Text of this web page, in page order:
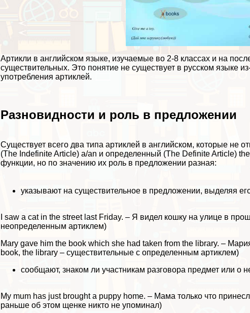
Артикли в английском языке, изучаемые во 2-8 классах и на
существительных. Это понятие не существует в русском языке
употрeбления артиклей.
Разновидности и роль в предложении
Существует всего два типа артиклей в английском, которые не
(The Indefinite Article) a/an и определенный (The Definite Article)
функции, но по значению их роль в предложении разная:
указывают на существительное в предложении, выделяя
I saw a cat in the street last Friday. – Я видел кошку на улице в
неопределенным артиклем)
Mary gave him the book which she had taken from the library. –
book, the library – существительные с определенным артиклем)
сообщают, знаком ли участникам разговора предмет или о
My mum has just brought a puppy home. – Мама только что
раньше об этом щенке никто не упоминал)